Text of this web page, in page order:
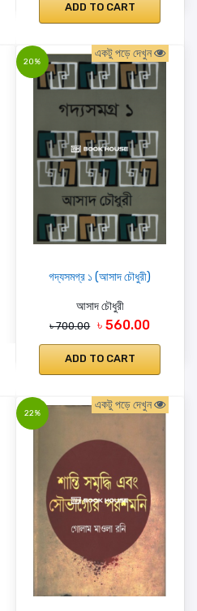
ADD TO CART
20%
একটু পড়ে দেখুন
গদ্যসমগ্র ১ (আসাদ চৌধুরী)
আসাদ চৌধুরী
৳ 700.00 ৳ 560.00
ADD TO CART
22%
একটু পড়ে দেখুন